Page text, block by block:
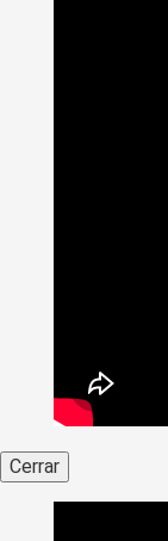
Cerrar